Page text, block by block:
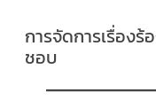
การจัดการเรื่องร้
ชอบ